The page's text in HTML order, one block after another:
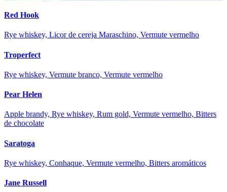
Red Hook
Rye whiskey, Licor de cereja Maraschino, Vermute vermelho
Troperfect
Rye whiskey, Vermute branco, Vermute vermelho
Pear Helen
Apple brandy, Rye whiskey, Rum gold, Vermute vermelho, Bitters
de chocolate
Saratoga
Rye whiskey, Conhaque, Vermute vermelho, Bitters aromáticos
Jane Russell